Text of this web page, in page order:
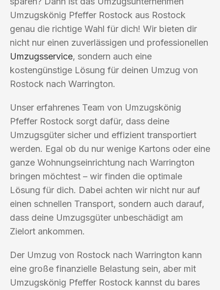
Umzugskönig Pfeffer Rostock aus Rostock
genau die richtige Wahl für dich! Wir bieten dir
nicht nur einen zuverlässigen und professionellen
Umzugsservice, sondern auch eine
kostengünstige Lösung für deinen Umzug von
Rostock nach Warrington.
Unser erfahrenes Team von Umzugskönig
Pfeffer Rostock sorgt dafür, dass deine
Umzugsgüter sicher und effizient transportiert
werden. Egal ob du nur wenige Kartons oder eine
ganze Wohnungseinrichtung nach Warrington
bringen möchtest – wir finden die optimale
Lösung für dich. Dabei achten wir nicht nur auf
einen schnellen Transport, sondern auch darauf,
dass deine Umzugsgüter unbeschädigt am
Zielort ankommen.
Der Umzug von Rostock nach Warrington kann
eine große finanzielle Belastung sein, aber mit
Umzugskönig Pfeffer Rostock kannst du bares